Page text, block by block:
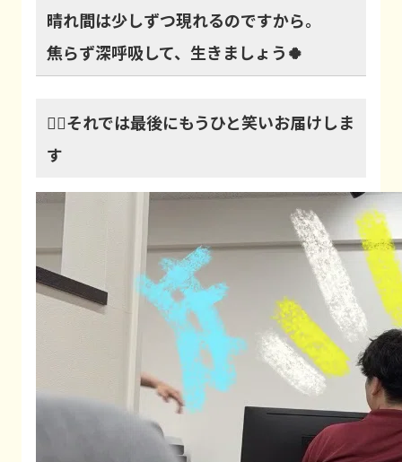
晴れ間は少しずつ現れるのですから。
焦らず深呼吸して、生きましょう🍀
👇🏻それでは最後にもうひと笑いお届けしま
す